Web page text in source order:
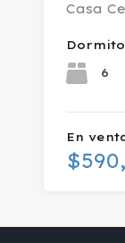
Casa
6
En